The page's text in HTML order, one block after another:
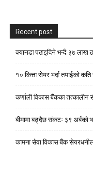
Recent post
क्यानडा पठाइदिने भन्दै ३७ लाख
१० कित्ता सेयर भर्दा तपाईको
कर्णाली विकास बैंकका
बीमामा बढ्दैछ संकटः ३९ अर्बको
कामना सेवा विकास बैंक